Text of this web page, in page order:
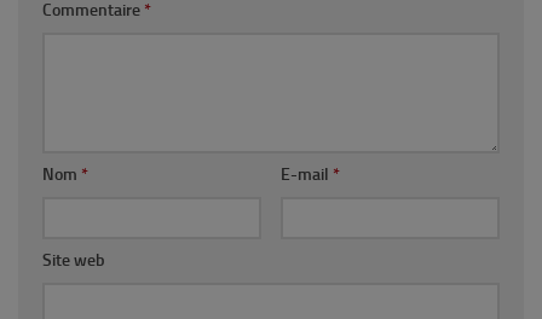
Commentaire *
Nom * E-mail *
Site web